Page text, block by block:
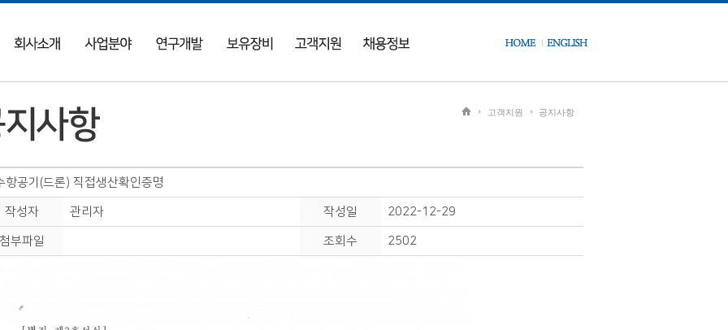
고객지원 공지사항
항공기(드론) 직접생산확인증명
작성자 관리자 작성일 2022-12-29
부파일 조회수 2502